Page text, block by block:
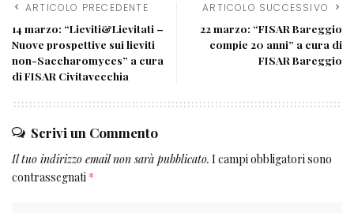
ARTICOLO PRECEDENTE
14 marzo: “Lieviti&Lievitati –
Nuove prospettive sui lieviti
non-Saccharomyces” a cura
di FISAR Civitavecchia
ARTICOLO SUCCESSIVO
22 marzo: “FISAR Bareggio
compie 20 anni” a cura di
FISAR Bareggio
Scrivi un Commento
Il tuo indirizzo email non sarà pubblicato. I campi obbligatori sono
contrassegnati *